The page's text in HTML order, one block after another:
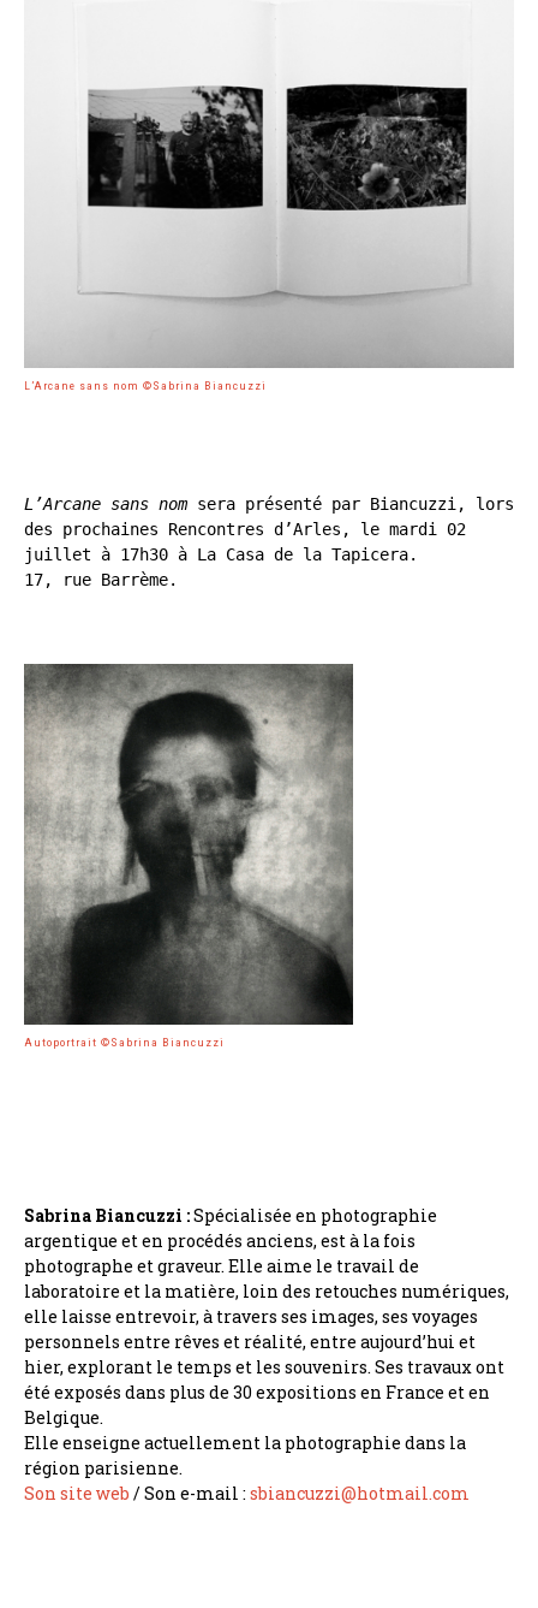
L’Arcane sans nom ©Sabrina Biancuzzi
L’Arcane sans nom sera présenté par Biancuzzi, lors
des prochaines Rencontres d’Arles, le mardi 02
juillet à 17h30 à La Casa de la Tapicera.
17, rue Barrème.
Autoportrait ©Sabrina Biancuzzi
Sabrina Biancuzzi :Spécialisée en photographie
argentique et en procédés anciens, est à la fois
photographe et graveur. Elle aime le travail de
laboratoire et la matière, loin des retouches numériques,
elle laisse entrevoir, à travers ses images, ses voyages
personnels entre rêves et réalité, entre aujourd’hui et
hier, explorant le temps et les souvenirs. Ses travaux ont
été exposés dans plus de 30 expositions en France et en
Belgique.
Elle enseigne actuellement la photographie dans la
région parisienne.
Son site web / Son e-mail : sbiancuzzi@hotmail.com